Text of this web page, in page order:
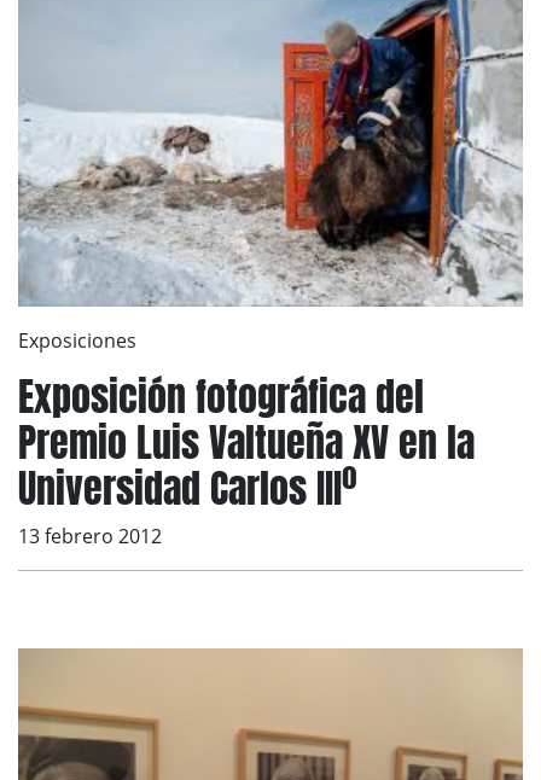
Exposiciones
Exposición fotográfica del
Premio Luis Valtueña XV en la
Universidad Carlos IIIº
13 febrero 2012